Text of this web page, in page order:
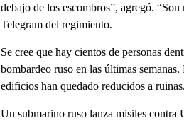
debajo de los escombros”, agregó.
Telegram del regimiento.
Se cree que hay cientos de personas
bombardeo ruso en las últimas
edificios han quedado reducidos a ruinas.
Un submarino ruso lanza misiles contra